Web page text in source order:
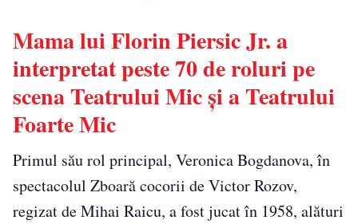
Mama lui Florin Piersic Jr. a
interpretat peste 70 de roluri pe
scena Teatrului Mic și a Teatrului
Foarte Mic
Primul său rol principal, Veronica Bogdanova, în
spectacolul Zboară cocorii de Victor Rozov,
regizat de Mihai Raicu, a fost jucat în 1958, alături